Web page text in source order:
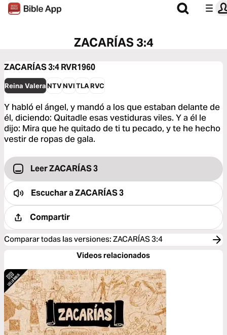
ZACARÍAS 3:4
ZACARÍAS 3:4RVR1960
Reina ValeraNTVNVITLARVC
Y habló el ángel, y mandó a los que estaban delante de
él, diciendo: Quitadle esas vestiduras viles. Y a él le
dijo: Mira que he quitado de ti tu pecado, y te he hecho
vestir de ropas de gala.
Leer ZACARÍAS 3
Escuchar aZACARÍAS 3
Compartir
Comparar todas las versiones: ZACARÍAS 3:4
Videos relacionados